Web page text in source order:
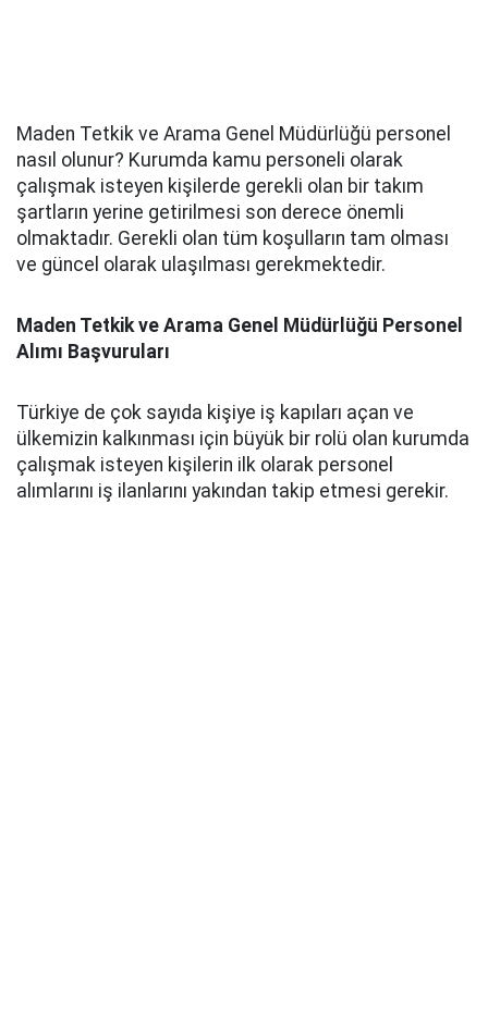
Maden Tetkik ve Arama Genel Müdürlüğü personel
nasıl olunur? Kurumda kamu personeli olarak
çalışmak isteyen kişilerde gerekli olan bir takım
şartların yerine getirilmesi son derece önemli
olmaktadır. Gerekli olan tüm koşulların tam olması
ve güncel olarak ulaşılması gerekmektedir.
Maden Tetkik ve Arama Genel Müdürlüğü Personel
Alımı Başvuruları
Türkiye de çok sayıda kişiye iş kapıları açan ve
ülkemizin kalkınması için büyük bir rolü olan kurumda
çalışmak isteyen kişilerin ilk olarak personel
alımlarını iş ilanlarını yakından takip etmesi gerekir.